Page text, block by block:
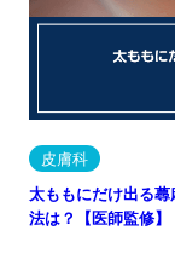
皮膚科
太ももにだけ出る
法は？【医師監修】